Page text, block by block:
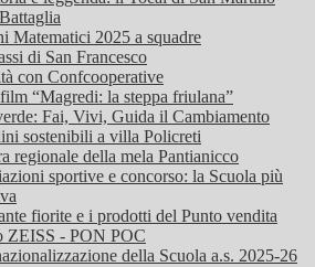
Matematici 2025 a squadre
di San Francesco
con Confcooperative
“Magredi: la steppa friulana”
Fai, Vivi, Guida il Cambiamento
sostenibili a villa Policreti
regionale della mela Pantianicco
sportive e concorso: la Scuola più
fiorite e i prodotti del Punto vendita
ZEISS - PON POC
della Scuola a.s. 2025-26